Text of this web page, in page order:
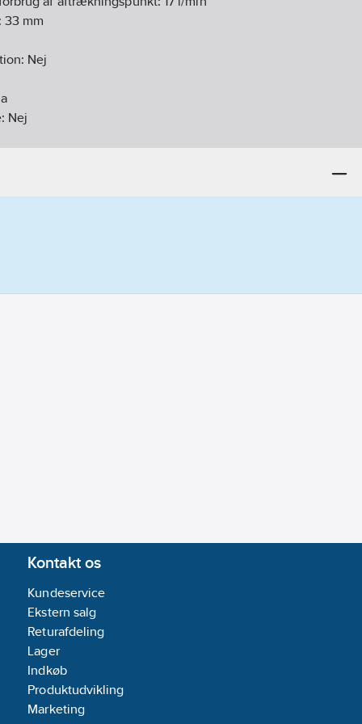
33mm
Nej
Nej
Kontakt os
Kundeservice
Ekstern salg
Returafdeling
Lager
Indkøb
Produktudvikling
Marketing